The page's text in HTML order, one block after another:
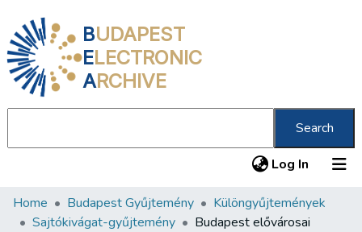
BUDAPEST
ELECTRONIC
ARCHIVE
Search
Log In (current)
Communities & Collections
Home Budapest Gyűjtemény
Különgyűjtemények
Sajtókivágat-gyűjtemény
Budapest elővárosai